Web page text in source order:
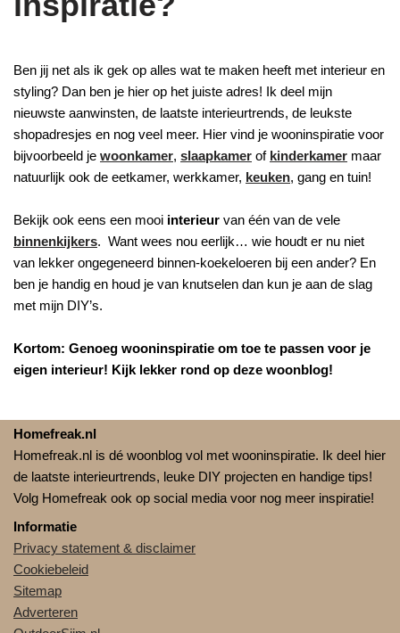
Ben jij net als ik gek op alles wat te maken heeft met interieur en
styling? Dan ben je hier op het juiste adres! Ik deel mijn
nieuwste aanwinsten, de laatste interieurtrends, de leukste
shopadresjes en nog veel meer. Hier vind je wooninspiratie voor
bijvoorbeeld je woonkamer, slaapkamer of kinderkamer maar
natuurlijk ook de eetkamer, werkkamer, keuken, gang en tuin!
Bekijk ook eens een mooi interieur van één van de vele
binnenkijkers. Want wees nou eerlijk… wie houdt er nu niet
van lekker ongegeneerd binnen-koekeloeren bij een ander? En
ben je handig en houd je van knutselen dan kun je aan de slag
met mijn DIY’s.
Kortom: Genoeg wooninspiratie om toe te passen voor je
eigen interieur! Kijk lekker rond op deze woonblog!
Homefreak.nl
Homefreak.nl is dé woonblog vol met wooninspiratie. Ik deel hier
de laatste interieurtrends, leuke DIY projecten en handige tips!
Volg Homefreak ook op social media voor nog meer inspiratie!
Informatie
Privacy statement & disclaimer
Cookiebeleid
Sitemap
Adverteren